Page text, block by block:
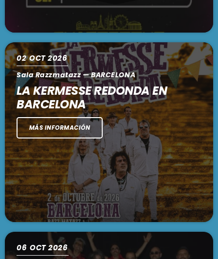
02 OCT 2026
Sala Razzmatazz — BARCELONA
LA KERMESSE REDONDA EN
BARCELONA
MÁS INFORMACIÓN
06 OCT 2026